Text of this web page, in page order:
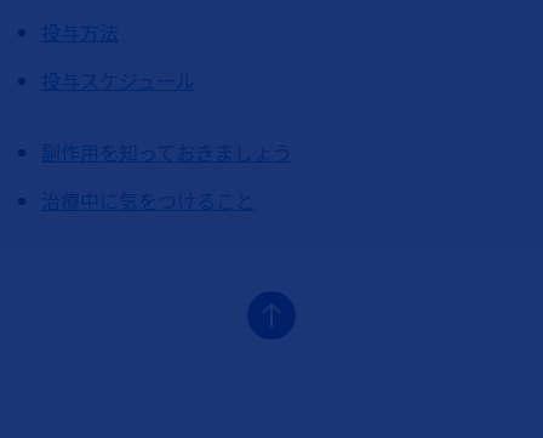
投与方法
投与スケジュール
副作用を知っておきましょう
治療中に気をつけること